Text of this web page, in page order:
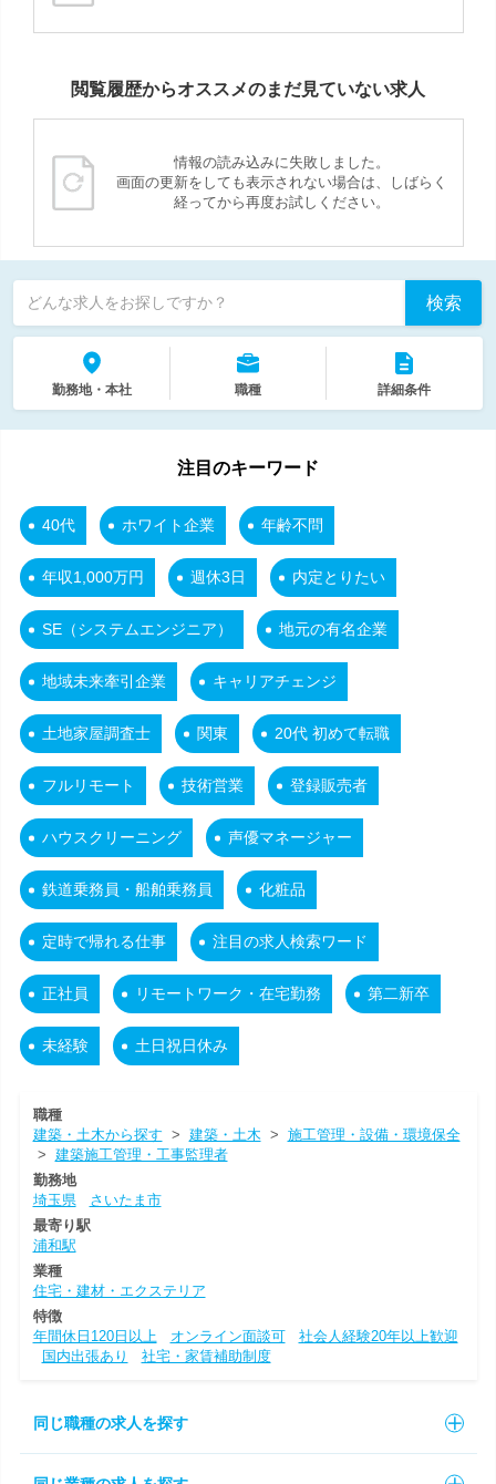
閲覧履歴からオススメのまだ見ていない求人
情報の読み込みに失敗しました。
画面の更新をしても表示されない場合は、しばらく
経ってから再度お試しください。
どんな求人をお探しですか？ 検索
勤務地・本社 職種 詳細条件
注目のキーワード
40代 ホワイト企業 年齢不問
年収1,000万円 週休3日 内定とりたい
SE（システムエンジニア） 地元の有名企業
地域未来牽引企業 キャリアチェンジ
土地家屋調査士 関東 20代 初めて転職
フルリモート 技術営業 登録販売者
ハウスクリーニング 声優マネージャー
鉄道乗務員・船舶乗務員 化粧品
定時で帰れる仕事 注目の求人検索ワード
正社員 リモートワーク・在宅勤務 第二新卒
未経験 土日祝日休み
職種
建築・土木から探す > 建築・土木 > 施工管理・設備・環境保全
> 建築施工管理・工事監理者
勤務地
埼玉県
さいたま市
最寄り駅
浦和駅
業種
住宅・建材・エクステリア
特徴
年間休日120日以上
オンライン面談可
社会人経験20年以上歓迎
国内出張あり
社宅・家賃補助制度
同じ職種の求人を探す